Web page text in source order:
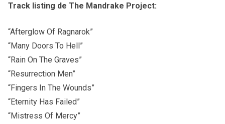
Track listing de The Mandrake Project:
“Afterglow Of Ragnarok”
“Many Doors To Hell”
“Rain On The Graves”
“Resurrection Men”
“Fingers In The Wounds”
“Eternity Has Failed”
“Mistress Of Mercy”